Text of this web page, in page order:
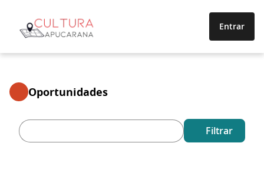
Entrar
Oportunidades
Filtrar